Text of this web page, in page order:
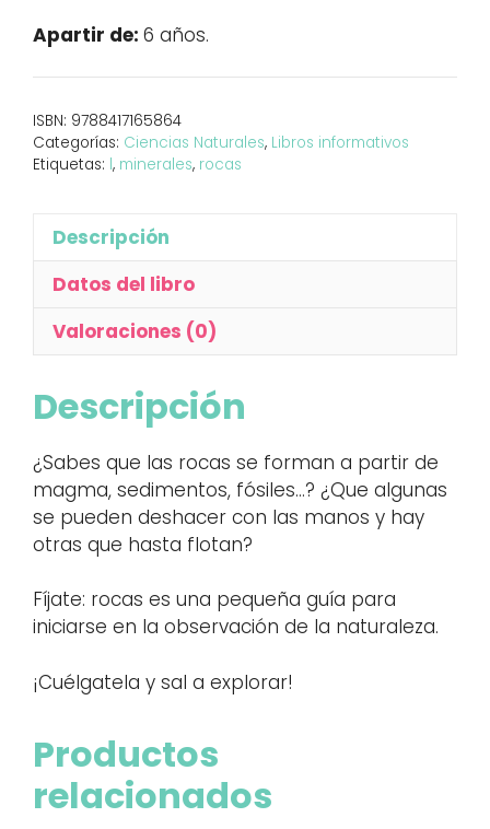
Apartir de: 6 años.
ISBN: 9788417165864
Categorías: Ciencias Naturales, Libros informativos
Etiquetas: l, minerales, rocas
Descripción
Datos del libro
Valoraciones (0)
Descripción
¿Sabes que las rocas se forman a partir de
magma, sedimentos, fósiles…? ¿Que algunas
se pueden deshacer con las manos y hay
otras que hasta flotan?
Fíjate: rocas es una pequeña guía para
iniciarse en la observación de la naturaleza.
¡Cuélgatela y sal a explorar!
Productos
relacionados